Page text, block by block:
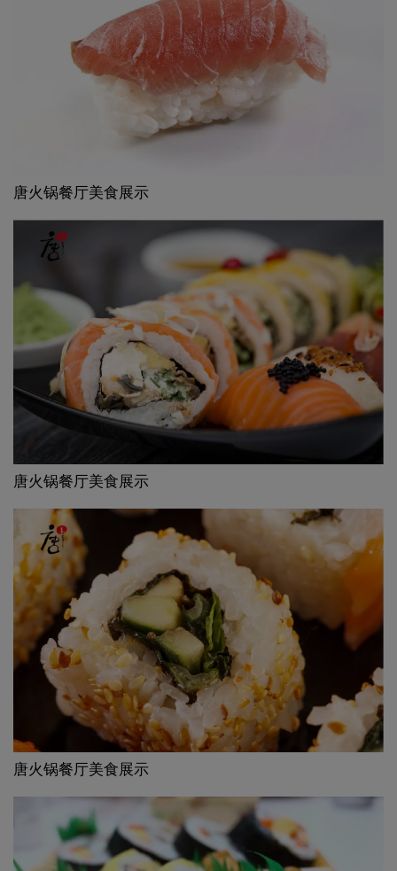
唐火锅餐厅美食展示
唐火锅餐厅美食展示
唐火锅餐厅美食展示